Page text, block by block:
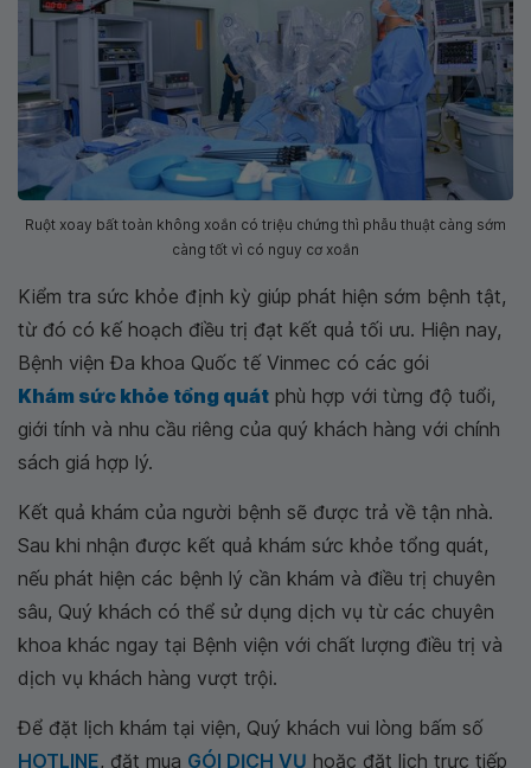
Ruột xoay bất toàn không xoắn có triệu chứng thì phẫu thuật càng sớm
càng tốt vì có nguy cơ xoắn
Kiểm tra sức khỏe định kỳ giúp phát hiện sớm bệnh tật,
từ đó có kế hoạch điều trị đạt kết quả tối ưu. Hiện nay,
Bệnh viện Đa khoa Quốc tế Vinmec có các gói
Khám sức khỏe tổng quát phù hợp với từng độ tuổi,
giới tính và nhu cầu riêng của quý khách hàng với chính
sách giá hợp lý.
Kết quả khám của người bệnh sẽ được trả về tận nhà.
Sau khi nhận được kết quả khám sức khỏe tổng quát,
nếu phát hiện các bệnh lý cần khám và điều trị chuyên
sâu, Quý khách có thể sử dụng dịch vụ từ các chuyên
khoa khác ngay tại Bệnh viện với chất lượng điều trị và
dịch vụ khách hàng vượt trội.
Để đặt lịch khám tại viện, Quý khách vui lòng bấm số
HOTLINE, đặt mua GÓI DỊCH VỤ hoặc đặt lịch trực tiếp